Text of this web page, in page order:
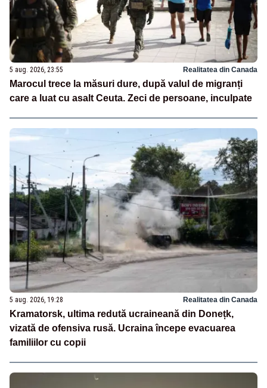
5 aug. 2026, 23:55 Realitatea din Canada
Marocul trece la măsuri dure, după valul de migranți
care a luat cu asalt Ceuta. Zeci de persoane, inculpate
5 aug. 2026, 19:28 Realitatea din Canada
Kramatorsk, ultima redută ucraineană din Donețk,
vizată de ofensiva rusă. Ucraina începe evacuarea
familiilor cu copii